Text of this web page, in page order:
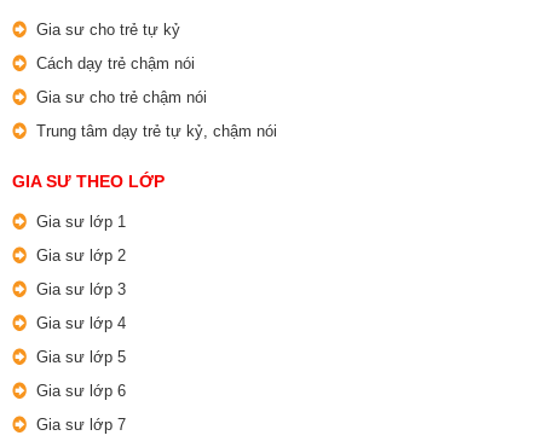
Gia sư cho trẻ tự kỷ
Cách dạy trẻ chậm nói
Gia sư cho trẻ chậm nói
Trung tâm dạy trẻ tự kỷ, chậm nói
GIA SƯ THEO LỚP
Gia sư lớp 1
Gia sư lớp 2
Gia sư lớp 3
Gia sư lớp 4
Gia sư lớp 5
Gia sư lớp 6
Gia sư lớp 7